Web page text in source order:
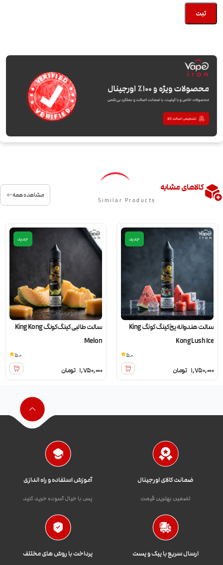
کالاهای مشابه
Similar Products
مشاهده همه
جدید
سالت هندوانه یخ کینگ کونگ King
Kong Lush Ice
1,750,000 تومان
5.0
جدید
سالت طالبی کینگ کونگ King Kong
Melon
1,750,000 تومان
5.0
ضمانت کالای اورجینال
تضمین بهترین قیمت
آموزش استفاده و راه اندازی
پس با خیال آسوده خرید کنید
ارسال سریع با پیک و پست پرداخت با روش های مختلف